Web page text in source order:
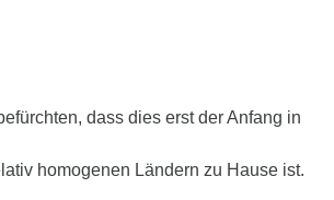
dass dies erst der Anfang in
homogenen Ländern zu Hause ist.